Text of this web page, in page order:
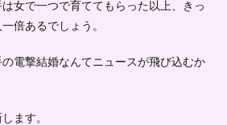
女で一つで育ててもらった以上、きっ
倍あるでしょう。
電撃結婚なんてニュースが飛び込むか
ます。